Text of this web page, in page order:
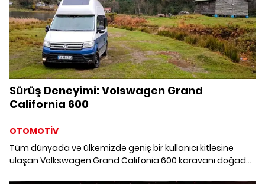
Sürüş Deneyimi: Volswagen Grand
California 600
OTOMOTİV
Tüm dünyada ve ülkemizde geniş bir kullanıcı kitlesine
ulaşan Volkswagen Grand Califonia 600 karavanı doğada